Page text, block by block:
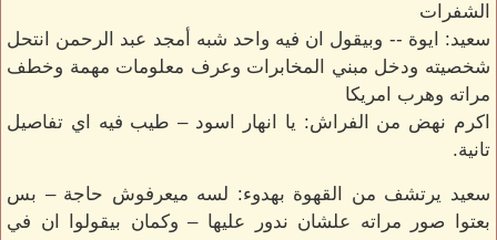
الشفرات
سعيد: ايوة -- وبيقول ان فيه واحد شبه أمجد عبد الرحمن انتحل
شخصيته ودخل مبني المخابرات وعرف معلومات مهمة وخطف
مراته وهرب امريكا
اكرم نهض من الفراش: يا انهار اسود – طيب فيه اي تفاصيل
تانية.
سعيد يرتشف من القهوة بهدوء: لسه ميعرفوش حاجة – بس
بعتوا صور مراته علشان ندور عليها – وكمان بيقولوا ان في